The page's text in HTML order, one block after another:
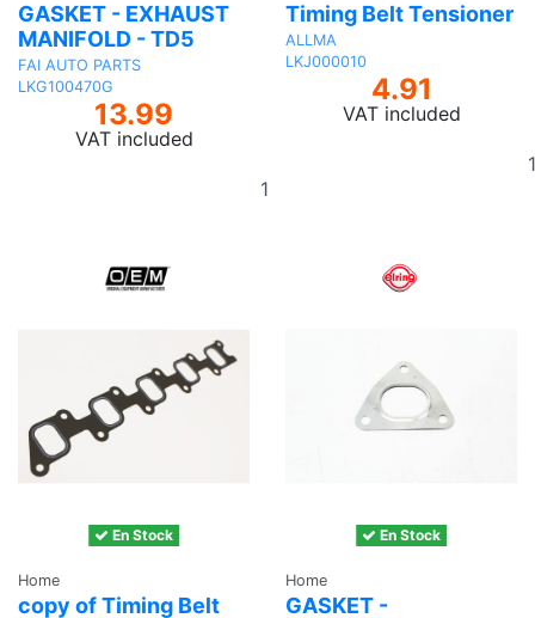
GASKET - EXHAUST
MANIFOLD - TD5
FAI AUTO PARTS
LKG100470G
13.99
VAT included
Timing Belt Tensioner
ALLMA
LKJ000010
4.91
VAT included
En Stock
Home
copy of Timing Belt
En Stock
Home
GASKET -